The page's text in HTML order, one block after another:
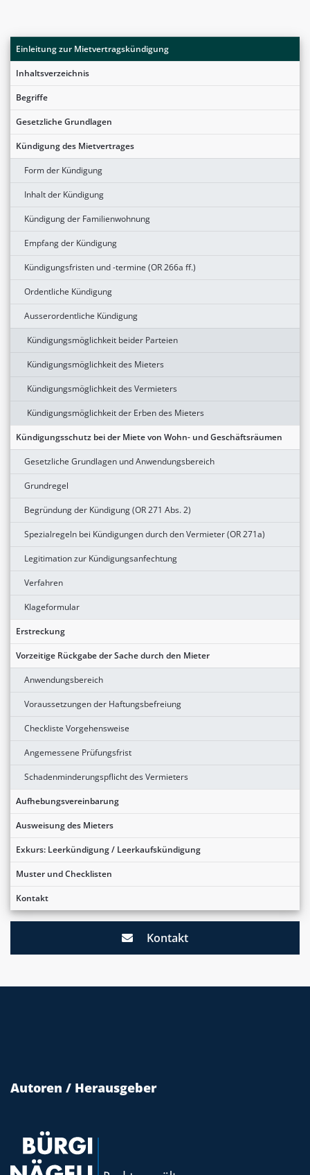
Einleitung zur Mietvertragskündigung
Inhaltsverzeichnis
Begriffe
Gesetzliche Grundlagen
Kündigung des Mietvertrages
Form der Kündigung
Inhalt der Kündigung
Kündigung der Familienwohnung
Empfang der Kündigung
Kündigungsfristen und -termine (OR 266a ff.)
Ordentliche Kündigung
Ausserordentliche Kündigung
Kündigungsmöglichkeit beider Parteien
Kündigungsmöglichkeit des Mieters
Kündigungsmöglichkeit des Vermieters
Kündigungsmöglichkeit der Erben des Mieters
Kündigungsschutz bei der Miete von Wohn- und Geschäftsräumen
Gesetzliche Grundlagen und Anwendungsbereich
Grundregel
Begründung der Kündigung (OR 271 Abs. 2)
Spezialregeln bei Kündigungen durch den Vermieter (OR 271a)
Legitimation zur Kündigungsanfechtung
Verfahren
Klageformular
Erstreckung
Vorzeitige Rückgabe der Sache durch den Mieter
Anwendungsbereich
Voraussetzungen der Haftungsbefreiung
Checkliste Vorgehensweise
Angemessene Prüfungsfrist
Schadenminderungspflicht des Vermieters
Aufhebungsvereinbarung
Ausweisung des Mieters
Exkurs: Leerkündigung / Leerkaufskündigung
Muster und Checklisten
Kontakt
Kontakt
Autoren / Herausgeber